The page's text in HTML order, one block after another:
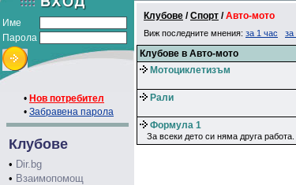
Име
Парола
• Нов потребител
• Забравена парола
Клубове
• Dir.bg
• Взаимопомощ
Клубове /Спорт /Авто-мото
Виж последните мнения: за 1 час за
Клубове в Авто-мото
Мотоциклетизъм
Рали
Формула 1
За всеки дето си няма друга работа.